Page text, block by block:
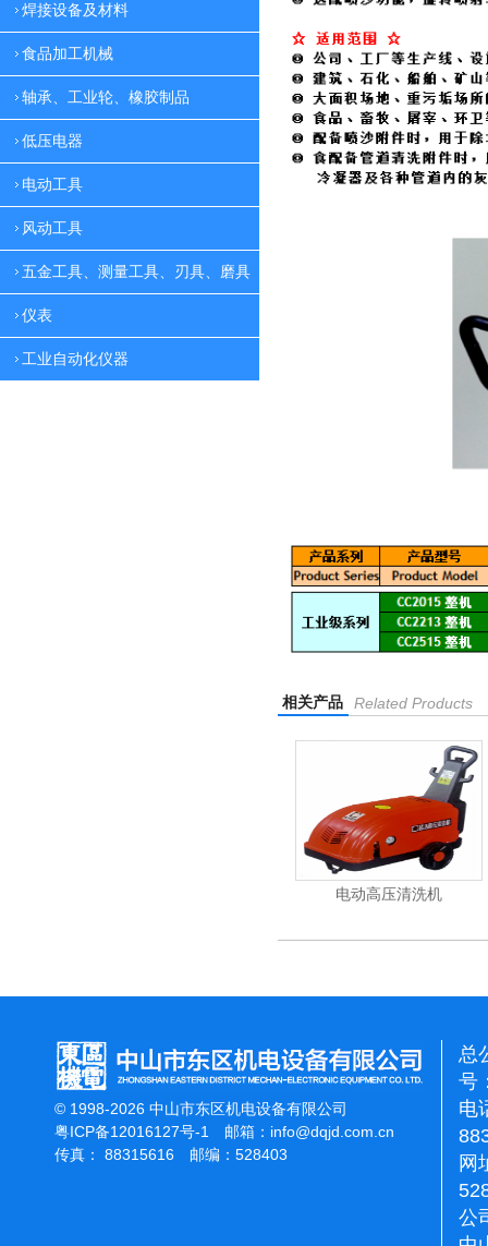
焊接设备及材料
食品加工机械
轴承、工业轮、橡胶制品
低压电器
电动工具
风动工具
五金工具、测量工具、刃具、磨具
仪表
工业自动化仪器
相关产品 Related Products
电动高压清洗机
© 1998-2026 中山市东区机电设备有限公司
粤ICP备12016127号-1 邮箱： info@dqjd.com.cn
传真： 88315616 邮编：528403
总
号
电
网
公